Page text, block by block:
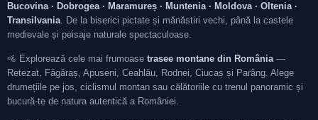
Bucovina · Dobrogea · Maramureș · Muntenia · Moldova · Oltenia ·
Transilvania. De la biserici pictate și mănăstiri vechi, până la castele
medievale și peisaje naturale spectaculoase.
🚵 Explorează cele mai frumoase trasee montane din România—
Retezat, Făgăraș, Apuseni, Ceahlău, Rodnei, Ciucaș și Parâng. Alege
drumețiile pe jos, ciclismul montan sau călătoriile cu trenul panoramic și
bucură-te de natura autentică a României.